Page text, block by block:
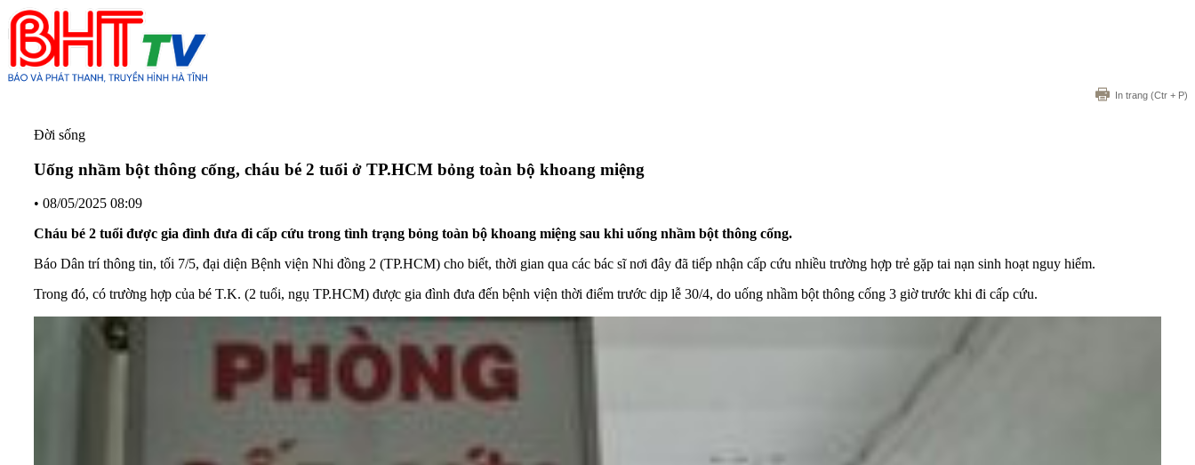
In trang (Ctr + P)
Đời sống
Uống nhầm bột thông cống, cháu bé 2 tuổi ở TP.HCM bỏng toàn bộ khoang miệng
• 08/05/2025 08:09
Cháu bé 2 tuổi được gia đình đưa đi cấp cứu trong tình trạng bỏng toàn bộ khoang miệng sau khi uống nhầm bột thông cống.
Báo Dân trí thông tin, tối 7/5, đại diện Bệnh viện Nhi đồng 2 (TP.HCM) cho biết, thời gian qua các bác sĩ nơi đây đã tiếp nhận cấp cứu nhiều trường hợp trẻ gặp tai nạn sinh hoạt nguy hiểm.
Trong đó, có trường hợp của bé T.K. (2 tuổi, ngụ TP.HCM) được gia đình đưa đến bệnh viện thời điểm trước dịp lễ 30/4, do uống nhầm bột thông cống 3 giờ trước khi đi cấp cứu.